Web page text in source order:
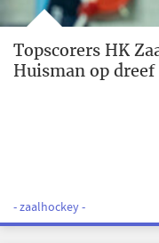
Topscorers HK
Huisman op dreef
- zaalhockey -